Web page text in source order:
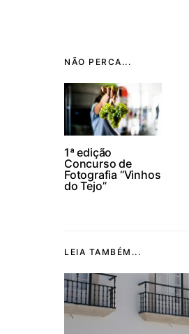
NÃO PERCA...
1ª edição
Concurso de
Fotografia “Vinhos
do Tejo”
LEIA TAMBÉM...